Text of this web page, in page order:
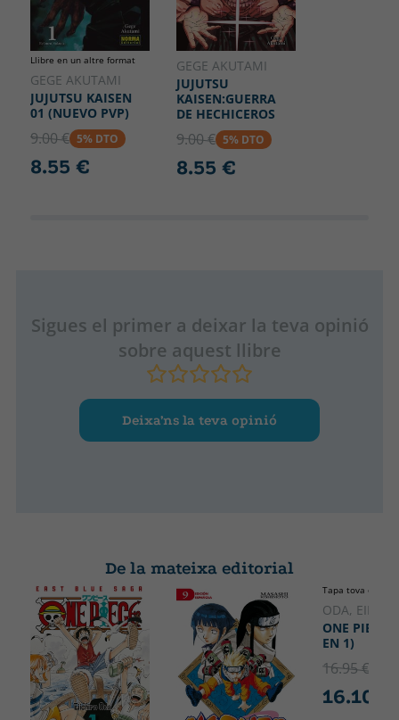
Llibre en un altre format
GEGE AKUTAMI
JUJUTSU KAISEN
01 (NUEVO PVP)
9.00 € 5% DTO
8.55 €
GEGE AKUTAMI
JUJUTSU
KAISEN:GUERRA
DE HECHICEROS
9.00 € 5% DTO
8.55 €
Sigues el primer a deixar la teva opinió
sobre aquest llibre
Deixa’ns la teva opinió
De la mateixa editorial
Tapa tova o
ODA,
ONE PIECE
EN 1)
16.95 €
16.10 €